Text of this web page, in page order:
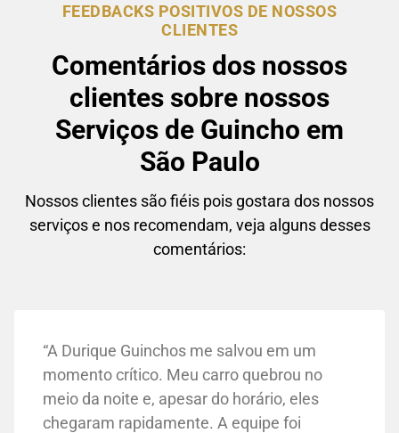
FEEDBACKS POSITIVOS DE NOSSOS
CLIENTES
Comentários dos nossos
clientes sobre nossos
Serviços de Guincho em
São Paulo
Nossos clientes são fiéis pois gostara dos nossos
serviços e nos recomendam, veja alguns desses
comentários:
“A Durique Guinchos me salvou em um
momento crítico. Meu carro quebrou no
meio da noite e, apesar do horário, eles
chegaram rapidamente. A equipe foi